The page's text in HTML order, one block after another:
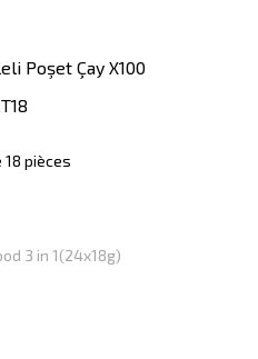
Poşet Çay X100
18 pièces